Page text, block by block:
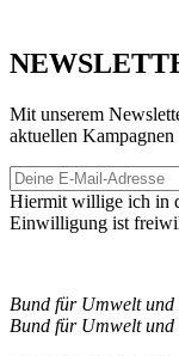
Mit unserem
aktuellen
Hiermit willige ich in
Einwilligung ist
Bund für Umwelt und
Bund für Umwelt und